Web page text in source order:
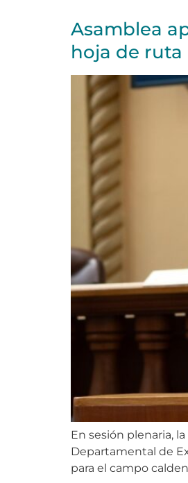
Asamblea
hoja de ruta
En sesión plenaria,
Departamental de
para el campo